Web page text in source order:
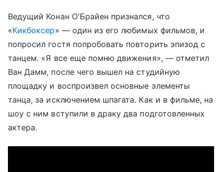
Ведущий Конан О'Брайен признался, что
«Кикбоксер» — один из его любимых фильмов, и
попросил гостя попробовать повторить эпизод с
танцем. «Я все еще помню движения», — отметил
Ван Дамм, после чего вышел на студийную
площадку и воспроизвел основные элементы
танца, за исключением шпагата. Как и в фильме, на
шоу с ним вступили в драку два подготовленных
актера.